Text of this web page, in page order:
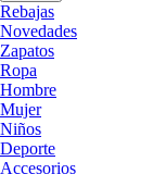
Rebajas
Novedades
Zapatos
Ropa
Hombre
Mujer
Niños
Deporte
Accesorios